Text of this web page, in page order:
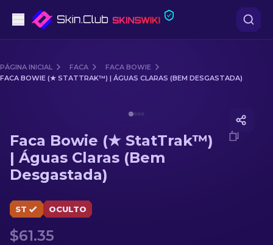
Nível intermédio
Rifles de Precisão
Facas
Luvas
Caixas
PÁGINA INICIAL FACA
FACA BOWIE
FACA BOWIE (★ STATTRAK™) | ÁGUAS CLARAS (BEM DESGASTADA)
Faca Bowie (★ StatTrak™)
| Águas Claras (Bem
Desgastada)
ST OCULTO
$61.35